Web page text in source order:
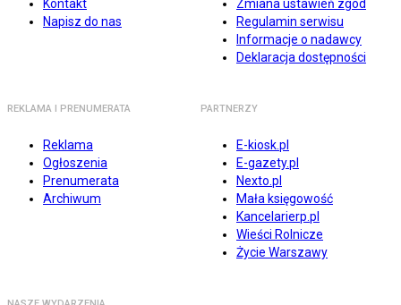
Kontakt
Napisz do nas
Zmiana ustawień zgód
Regulamin serwisu
Informacje o nadawcy
Deklaracja dostępności
REKLAMA I PRENUMERATA
Reklama
Ogłoszenia
Prenumerata
Archiwum
PARTNERZY
E-kiosk.pl
E-gazety.pl
Nexto.pl
Mała księgowość
Kancelarierp.pl
Wieści Rolnicze
Życie Warszawy